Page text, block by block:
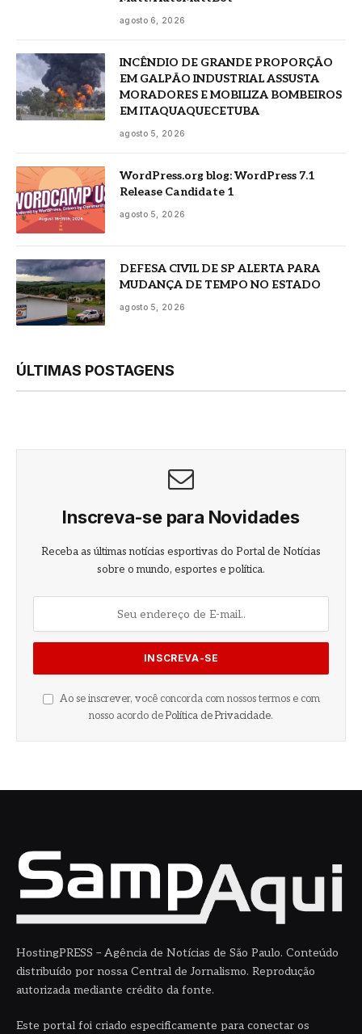
agosto 6, 2026
INCÊNDIO DE GRANDE PROPORÇÃO
EM GALPÃO INDUSTRIAL ASSUSTA
MORADORES E MOBILIZA BOMBEIROS
EM ITAQUAQUECETUBA
agosto 5, 2026
WordPress.org blog: WordPress 7.1
Release Candidate 1
agosto 5, 2026
DEFESA CIVIL DE SP ALERTA PARA
MUDANÇA DE TEMPO NO ESTADO
agosto 5, 2026
ÚLTIMAS POSTAGENS
Inscreva-se para Novidades
Receba as últimas notícias esportivas do Portal de Notícias
sobre o mundo, esportes e política.
Ao se inscrever, você concorda com nossos termos e com
nosso acordo de Política de Privacidade.
HostingPRESS – Agência de Notícias de São Paulo. Conteúdo
distribuído por nossa Central de Jornalismo. Reprodução
autorizada mediante crédito da fonte.
Este portal foi criado especificamente para conectar os